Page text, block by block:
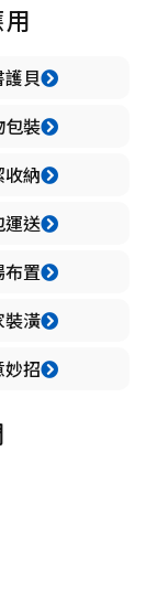
貝
包裝
納
運送
置
裝潢
招